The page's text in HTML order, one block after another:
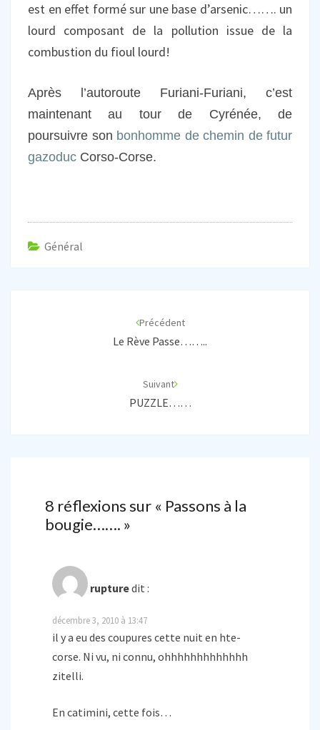
est en effet formé sur une base d’arsenic……. un
lourd composant de la pollution issue de la
combustion du fioul lourd!
Après l’autoroute Furiani-Furiani, c’est
maintenant au tour de Cyrénée, de
poursuivre son bonhomme de chemin de futur
gazoduc Corso-Corse.
Général
Précédent
Le Rève Passe……..
Suivant
PUZZLE……
8 réflexions sur « Passons à la
bougie……. »
rupturedit :
décembre 3, 2010 à 13:47
il y a eu des coupures cette nuit en hte-
corse. Ni vu, ni connu, ohhhhhhhhhhhhh
zitelli.
En catimini, cette fois…